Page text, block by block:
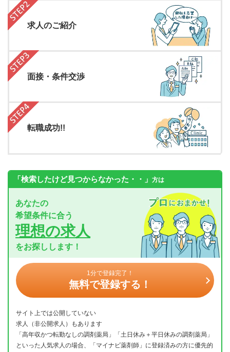
求人のご紹介
面接・条件交渉
転職成功!!
「検索したけど見つからなかった・・」 方は
あなたの
希望条件に合う
理想の求人
をお探しします！
1分で登録完了！
無料で登録する！
サイト上では公開していない
求人（非公開求人）もあります
「高年収かつ転勤なしの調剤薬局」「土日休み＋平日休みの調剤薬局」
といった人気求人の場合、「マイナビ薬剤師」に登録済みの方に優先的